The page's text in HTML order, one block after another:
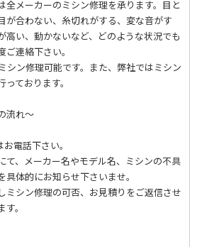
全メーカーのミシン修理を承ります。目と
が合わない、糸切れがする、変な音がす
高い、動かないなど、どのような状況でも
ご連絡下さい。
シン修理可能です。また、弊社ではミシン
っております。
流れ～
電話下さい。
て、メーカー名やモデル名、ミシンの不具
具体的にお知らせ下さいませ。
ミシン修理の可否、お見積りをご返信させ
。